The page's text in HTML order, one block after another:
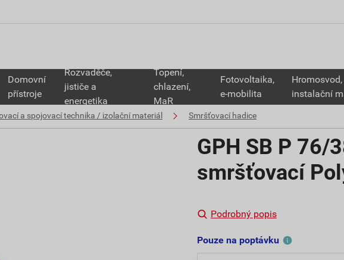
Domovní
přístroje
Rozvaděče,
jističe a
energetika
Topení,
chlazení,
MaR
Fotovoltaika,
e-mobilita
Hromosvod,
instalační
a spojovací technika / izolační materiál Smršťovací hadice
GPH SB P 76/
smršťovací
Podrobný popis
Pouze na poptávku